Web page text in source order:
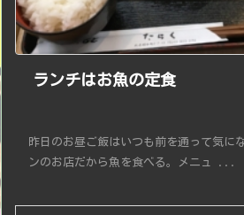
ランチはお魚の定食
昨日のお昼ご飯はいつも前を通って気に
ンのお店だから魚を食べる。メニュ ...